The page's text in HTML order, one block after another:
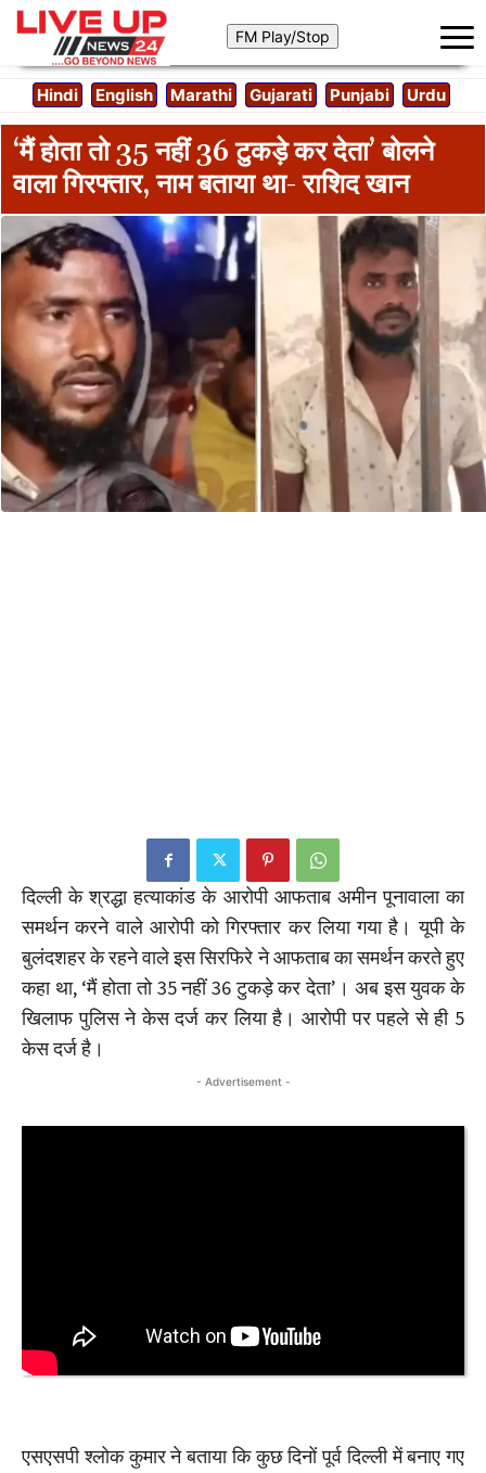
Hindi English Marathi Gujarati Punjabi Urdu
‘मैं होता तो 35 नहीं 36 टुकड़े कर देता’ बोलने
वाला गिरफ्तार, नाम बताया था- राशिद खान
दिल्ली के श्रद्धा हत्याकांड के आरोपी आफताब अमीन पूनावाला का
समर्थन करने वाले आरोपी को गिरफ्तार कर लिया गया है। यूपी के
बुलंदशहर के रहने वाले इस सिरफिरे ने आफताब का समर्थन करते हुए
कहा था, ‘मैं होता तो 35 नहीं 36 टुकड़े कर देता’। अब इस युवक के
खिलाफ पुलिस ने केस दर्ज कर लिया है। आरोपी पर पहले से ही 5
केस दर्ज है।
- Advertisement -
एसएसपी श्लोक कुमार ने बताया कि कुछ दिनों पूर्व दिल्ली में बनाए गए